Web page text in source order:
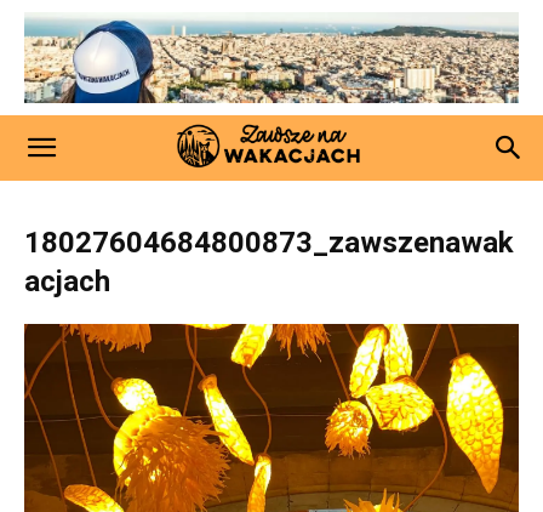
18027604684800873_zawszenawak
acjach